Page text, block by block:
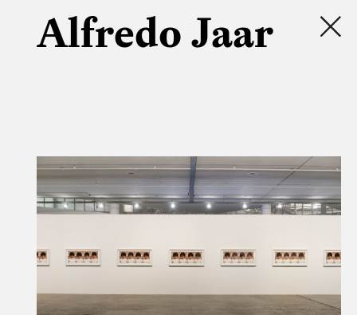
Alfredo Jaar